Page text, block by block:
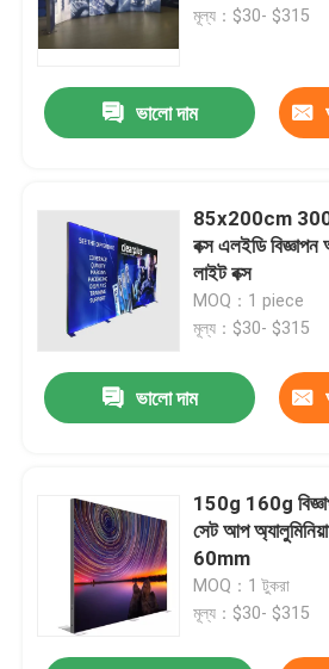
মূল্য：$30- $315
ভালো দাম
85x200cm
বক্স এলইডি
লাইট বক্স
MOQ：1 piece
মূল্য：$30- $315
ভালো দাম
150g 160g
সেট আপ
60mm
MOQ：1 টুকরা
মূল্য：$30- $315